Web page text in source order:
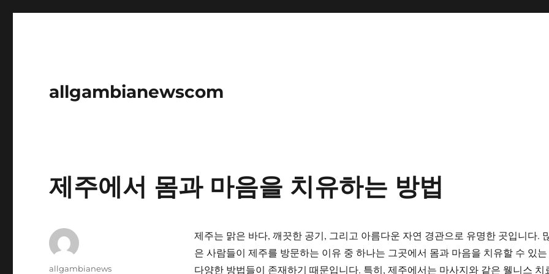
allgambianewscom
제주에서 몸과 마음을 치유하는 방법
제주는 맑은 바다, 깨끗한 공기, 그리고 아름다운 자연 경관으로 유명한 곳입니다.
은 사람들이 제주를 방문하는 이유 중 하나는 그곳에서 몸과 마음을 치유할 수 있는
다양한 방법들이 존재하기 때문입니다. 특히, 제주에서는 마사지와 같은 웰니스 치
글
allgambianews